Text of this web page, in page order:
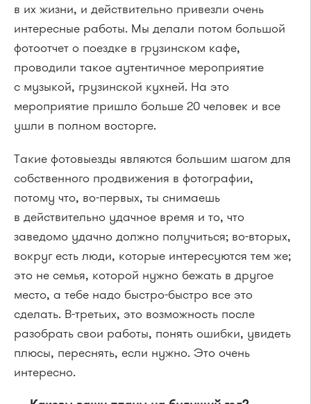
в их жизни, и действительно привезли очень
интересные работы. Мы делали потом большой
фотоотчет о поездке в грузинском кафе,
проводили такое аутентичное мероприятие
с музыкой, грузинской кухней. На это
мероприятие пришло больше 20 человек и все
ушли в полном восторге.
Такие фотовыезды являются большим шагом для
собственного продвижения в фотографии,
потому что, во-первых, ты снимаешь
в действительно удачное время и то, что
заведомо удачно должно получиться; во-вторых,
вокруг есть люди, которые интересуются тем же;
это не семья, которой нужно бежать в другое
место, а тебе надо быстро-быстро все это
сделать. В-третьих, это возможность после
разобрать свои работы, понять ошибки, увидеть
плюсы, переснять, если нужно. Это очень
интересно.